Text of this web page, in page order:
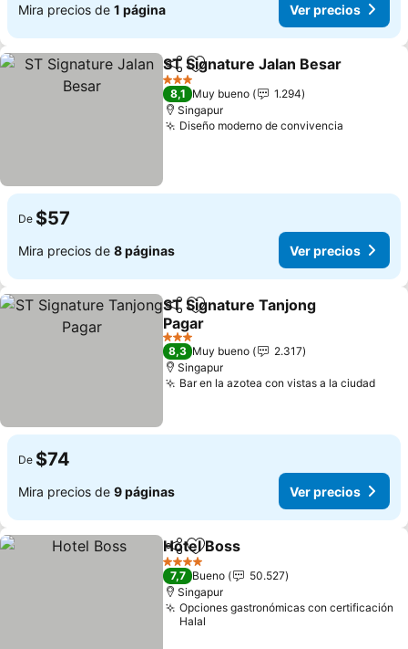
Mira precios de 1 página Ver precios
CompartirAgregar a favoritos
ST Signature Jalan Besar
3 Estrellas
8,1 Muy bueno
1.294
Singapur
Diseño moderno de convivencia
De $57
Mira precios de 8 páginas Ver precios
CompartirAgregar a favoritos
ST Signature Tanjong
Pagar
3 Estrellas
8,3 Muy bueno
2.317
Singapur
Bar en la azotea con vistas a la ciudad
De $74
Mira precios de 9 páginas Ver precios
CompartirAgregar a favoritos
Hotel Boss
4 Estrellas
7,7 Bueno
50.527
Singapur
Opciones gastronómicas con certificación
Halal